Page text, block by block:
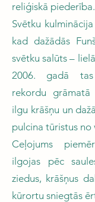
reliģiskā piederība.
Svētku
kad dažādās
svētku salūts –
2006. gadā
rekordu
ilgu krāšņu un
pulcina tūristus no
Ceļojums
ilgojas pēc
ziedus, krāšņus
kūrortu sniegtās